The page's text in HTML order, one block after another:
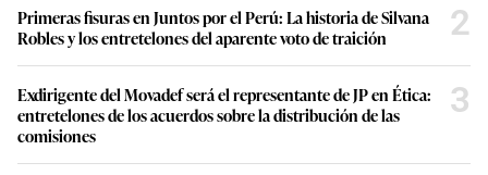
Primeras fisuras en Juntos por el Perú: La historia de Silvana
Robles y los entretelones del aparente voto de traición
2
Exdirigente del Movadef será el representante de JP en Ética:
entretelones de los acuerdos sobre la distribución de las
comisiones
3